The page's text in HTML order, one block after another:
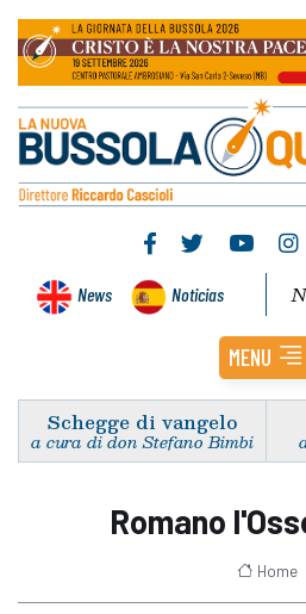
News Noticias
MENU
Schegge di vangelo
a cura di don Stefano Bimbi
Romano
Home